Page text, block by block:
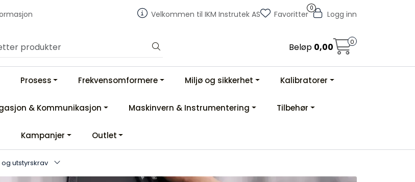
Velkommen til IKM Instrutek AS
0
Favoritter Logg inn
Beløp 0,00 0
Prosess Frekvensomformere Miljø og sikkerhet Kalibratorer
& Kommunikasjon Maskinvern & Instrumentering Tilbehør
Kampanjer Outlet
og utstyrskrav